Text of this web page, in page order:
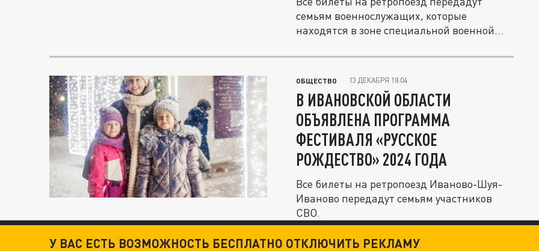
семьям военнослужащих, которые
находятся в зоне специальной военной...
ОБЩЕСТВО 13 ДЕКАБРЯ 18:04
В ИВАНОВСКОЙ ОБЛАСТИ
ОБЪЯВЛЕНА ПРОГРАММА
ФЕСТИВАЛЯ «РУССКОЕ
РОЖДЕСТВО» 2024 ГОДА
Все билеты на ретропоезд Иваново-Шуя-
Иваново передадут семьям участников
СВО.
У ВАС ЕСТЬ ВОЗМОЖНОСТЬ БЕСПЛАТНО ОТКЛЮЧИТЬ РЕКЛАМУ